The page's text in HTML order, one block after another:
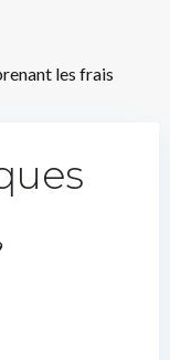
les frais